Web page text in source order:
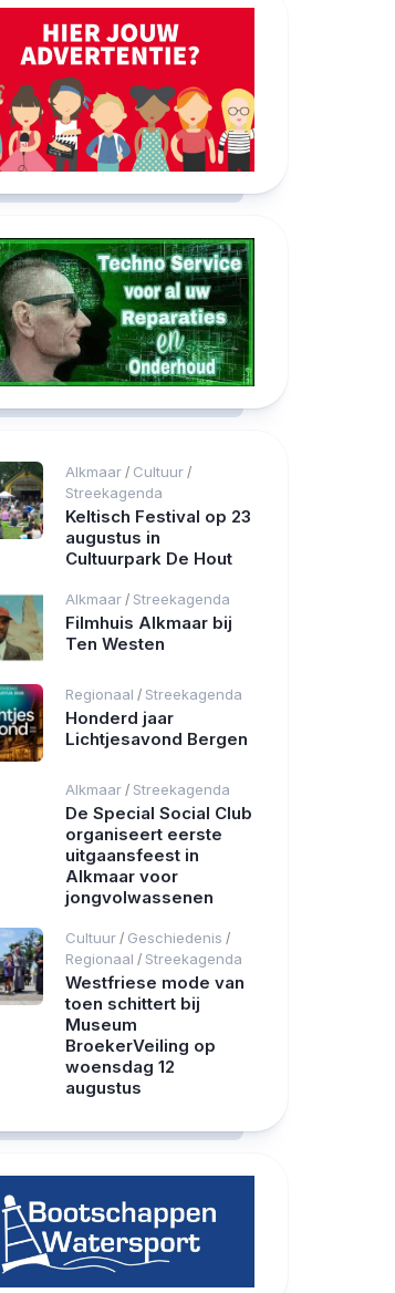
Alkmaar / Cultuur /
Streekagenda
Keltisch Festival op 23
augustus in
Cultuurpark De Hout
Alkmaar / Streekagenda
Filmhuis Alkmaar bij
Ten Westen
Regionaal / Streekagenda
Honderd jaar
Lichtjesavond Bergen
Alkmaar / Streekagenda
De Special Social Club
organiseert eerste
uitgaansfeest in
Alkmaar voor
jongvolwassenen
Cultuur / Geschiedenis /
Regionaal / Streekagenda
Westfriese mode van
toen schittert bij
Museum
BroekerVeiling op
woensdag 12
augustus